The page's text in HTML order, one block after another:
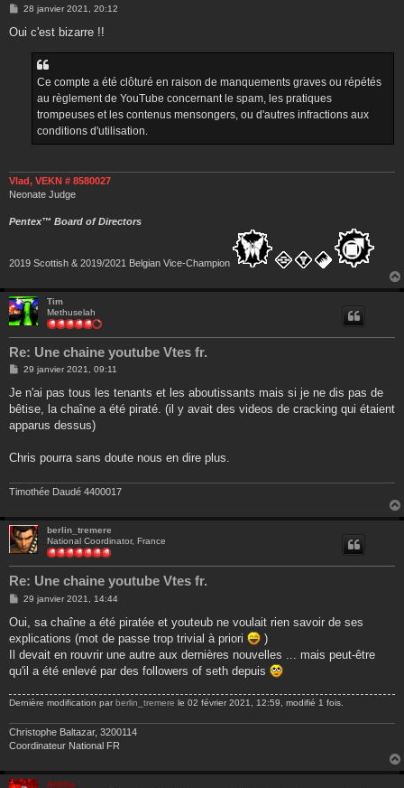
M
s
28 janvier 2021, 20:12
Oui c'est bizarre !!
Ce compte a été clôturé en raison de manquements graves ou répétés
au règlement de YouTube concernant le spam, les pratiques
trompeuses et les contenus mensongers, ou d'autres infractions aux
conditions d'utilisation.
Vlad, VEKN # 8580027
Neonate Judge
Pentex™ Board of Directors
2019 Scottish & 2019/2021 Belgian Vice-Champion
Tim
Methuselah
Re: Une chaine youtube Vtes fr.
M
s
a
g
e
29 janvier 2021, 09:11
Je n'ai pas tous les tenants et les aboutissants mais si je ne dis pas de
bêtise, la chaîne a été piraté. (il y avait des videos de cracking qui étaient
apparus dessus)
Chris pourra sans doute nous en dire plus.
Timothée Daudé 4400017
berlin_tremere
National Coordinator, France
Re: Une chaine youtube Vtes fr.
M
s
a
g
29 janvier 2021, 14:44
Oui, sa chaîne a été piratée et youteub ne voulait rien savoir de ses
explications (mot de passe trop trivial à priori
)
Il devait en rouvrir une autre aux dernières nouvelles ... mais peut-être
qu'il a été enlevé par des followers of seth depuis
Dernière modification parberlin_tremere le 02 février 2021, 12:59, modifié 1 fois.
Christophe Baltazar, 3200114
Coordinateur National FR
Ankha